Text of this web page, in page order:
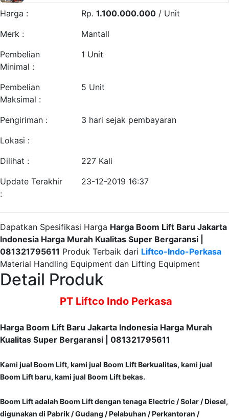
Harga : Rp.1.100.000.000 / Unit
Merk :
Mantall
Pembelian
Minimal :
1 Unit
Pembelian
Maksimal :
5 Unit
Pengiriman :
3 hari sejak pembayaran
Lokasi :
Dilihat :
227 Kali
Update Terakhir
:
23-12-2019 16:37
Dapatkan Spesifikasi Harga Harga Boom Lift Baru Jakarta
Indonesia Harga Murah Kualitas Super Bergaransi |
081321795611 Produk Terbaik dari Liftco-Indo-Perkasa
Material Handling Equipment dan Lifting Equipment
Detail Produk
PT Liftco Indo Perkasa
Harga Boom Lift Baru Jakarta Indonesia Harga Murah
Kualitas Super Bergaransi | 081321795611
Kami jual Boom Lift, kami jual Boom Lift Berkualitas, kami jual
Boom Lift baru, kami jual Boom Lift bekas.
Boom Lift adalah Boom Lift dengan tenaga Electric / Solar / Diesel,
digunakan di Pabrik / Gudang / Pelabuhan / Perkantoran /